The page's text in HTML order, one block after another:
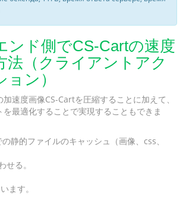
ンド側でCS-Cartの速度
法（クライアントアク
ン）
速度画像CS-Cartを圧縮することに加えて、
最適化することで実現することもできま
静的ファイルのキャッシュ（画像、css、
せる。
ます。